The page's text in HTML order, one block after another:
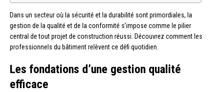
Dans un secteur où la sécurité et la durabilité sont primordiales, la
gestion de la qualité et de la conformité s’impose comme le pilier
central de tout projet de construction réussi. Découvrez comment les
professionnels du bâtiment relèvent ce défi quotidien.
Les fondations d’une gestion qualité
efficace